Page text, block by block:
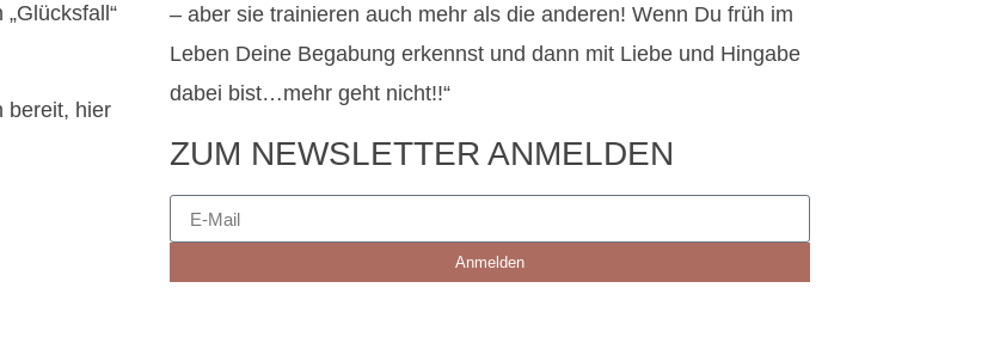
bereit, hier
– aber sie trainieren auch mehr als die anderen! Wenn Du früh im
Leben Deine Begabung erkennst und dann mit Liebe und Hingabe
dabei bist…mehr geht nicht!!“
ZUM NEWSLETTER ANMELDEN
Anmelden